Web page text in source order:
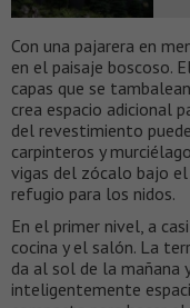
Con una pajarera en
en el paisaje boscoso.
capas que se
crea espacio adicional
del revestimiento
carpinteros y
vigas del zócalo bajo
refugio para los nidos.
En el primer nivel, a
cocina y el salón. La
da al sol de la mañana
inteligentemente